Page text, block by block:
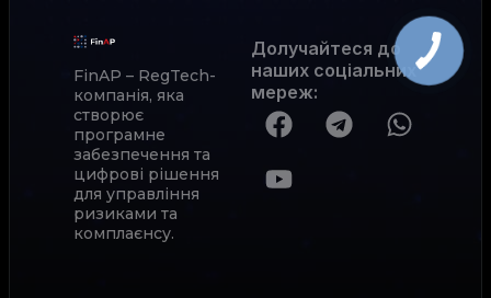
FinAP – RegTech-
компанія, яка
створює
програмне
забезпечення та
цифрові рішення
для управління
ризиками та
комплаєнсу.
Долучайтеся до
наших соціальних
мереж: